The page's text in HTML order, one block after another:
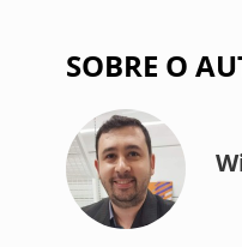
SOBRE O